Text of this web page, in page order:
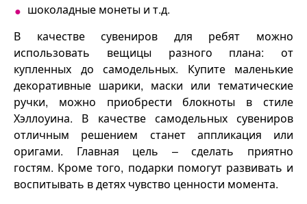
шоколадные монеты и т.д.
В качестве сувениров для ребят можно
использовать вещицы разного плана: от
купленных до самодельных. Купите маленькие
декоративные шарики, маски или тематические
ручки, можно приобрести блокноты в стиле
Хэллоуина. В качестве самодельных сувениров
отличным решением станет аппликация или
оригами. Главная цель – сделать приятно
гостям. Кроме того, подарки помогут развивать и
воспитывать в детях чувство ценности момента.